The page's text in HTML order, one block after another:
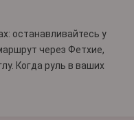
останавливайтесь у
через Фетхие,
. Когда руль в ваших